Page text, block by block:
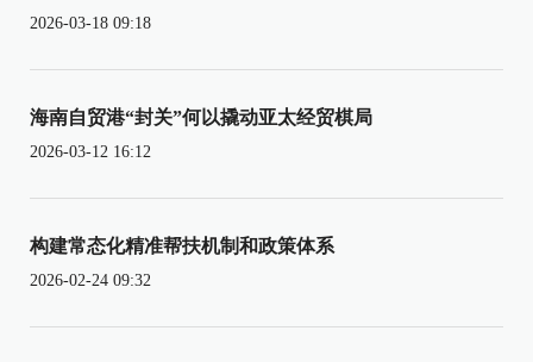
2026-03-18 09:18
海南自贸港“封关”何以撬动亚太经贸棋局
2026-03-12 16:12
构建常态化精准帮扶机制和政策体系
2026-02-24 09:32